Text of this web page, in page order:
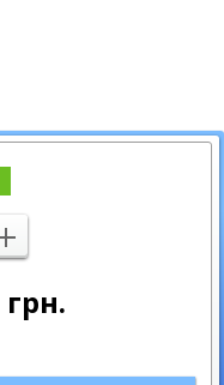
грн.